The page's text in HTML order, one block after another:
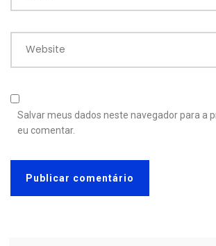
Website
Salvar meus dados neste navegador para a
eu comentar.